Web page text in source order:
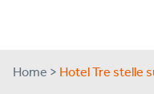
Home > Hotel Tre stelle